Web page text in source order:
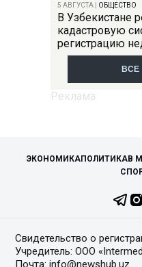
5 АВГУСТА ОБЩЕСТВО
В Узбекистане
кадастровую
регистрацию
ВСЕ
ЭКОНОМИКАПОЛИТИКАВ
Свидетельство о
Учредитель: ООО
Почта: info@newshub.uz